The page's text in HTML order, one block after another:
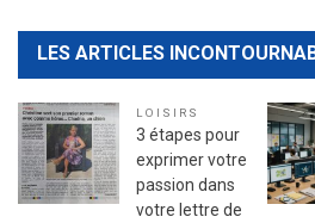
LES ARTICLES
LOISIRS
3 étapes pour
exprimer votre
passion dans
votre lettre de